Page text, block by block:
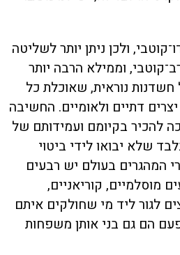
ולכן ניתן יותר לשליטה
וממילא הרבה יותר
נוראית, שאוכלת כל
דתיים ולאומיים. החשיבה
להכיר בקיומם ועמידותם של
שלא יבואו לידי ביטוי
המהגרים בעולם יש רבעים
מוסלמיים, קוריאניים,
לגור ליד מי שחולקים איתם
הם גם בני אותן משפחות